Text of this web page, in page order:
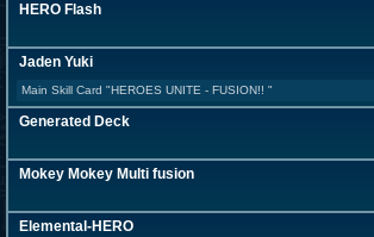
HERO Flash
Jaden Yuki
Main Skill Card "HEROES UNITE - FUSION!! "
Generated Deck
Mokey Mokey Multi fusion
Elemental-HERO